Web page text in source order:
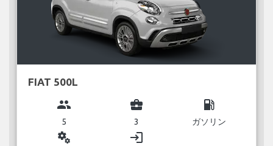
FIAT 500L
group
5
business_center
3
local_gas_station
ガソリン
miscellaneous_services login